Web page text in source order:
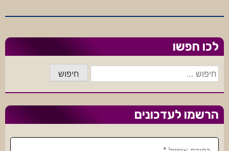
דפוניה
לכו חפשו
חיפוש:
הרשמו לעדכונים